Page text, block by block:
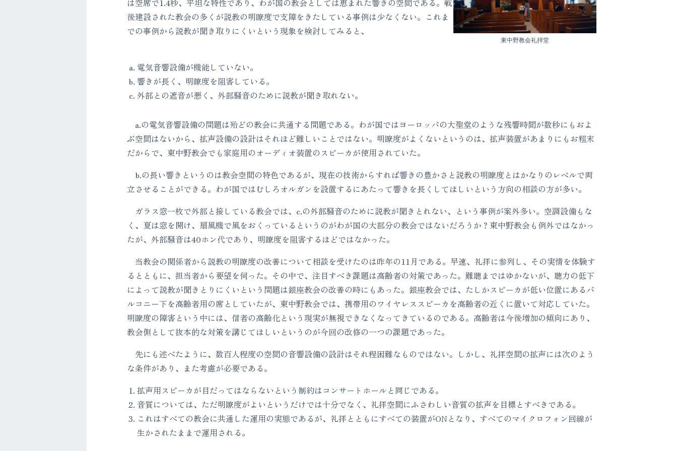
は空席で1.4秒、平坦な特性であり、わが国の教会としては恵まれた響きの空間である。戦
後建設された教会の多くが説教の明瞭度で支障をきたしている事例は少なくない。これま
での事例から説教が聞き取りにくいという現象を検討してみると、
東中野教会礼拝堂
電気音響設備が機能していない。
響きが長く、明瞭度を阻害している。
外部との遮音が悪く、外部騒音のために説教が聞き取れない。
a.の電気音響設備の問題は殆どの教会に共通する問題である。わが国ではヨーロッパの大聖堂のような残響時間が数秒にもおよ
ぶ空間はないから、拡声設備の設計はそれほど難しいことではない。明瞭度がよくないというのは、拡声装置があまりにもお粗末
だからで、東中野教会でも家庭用のオーディオ装置のスピーカが使用されていた。
b.の長い響きというのは教会空間の特色であるが、現在の技術からすれば響きの豊かさと説教の明瞭度とはかなりのレベルで両
立させることができる。わが国ではむしろオルガンを設置するにあたって響きを長くしてほしいという方向の相談の方が多い。
ガラス窓一枚で外部と接している教会では、c.の外部騒音のために説教が聞きとれない、という事例が案外多い。空調設備もな
く、夏は窓を開け、扇風機で風をおくっているというのがわが国の大部分の教会ではないだろうか？東中野教会も例外ではなかっ
たが、外部騒音は40ホン代であり、明瞭度を阻害するほどではなかった。
当教会の関係者から説教の明瞭度の改善について相談を受けたのは昨年の11月である。早速、礼拝に参列し、その実情を体験す
るとともに、担当者から要望を伺った。その中で、注目すべき課題は高齢者の対策であった。難聴まではゆかないが、聴力の低下
によって説教が聞きとりにくいという問題は銀座教会の改善の時にもあった。銀座教会では、たしかスピーカが低い位置にあるバ
ルコニー下を高齢者用の席としていたが、東中野教会では、携帯用のワイヤレススピーカを高齢者の近くに置いて対応していた。
明瞭度の障害という中には、信者の高齢化という現実が無視できなくなってきているのである。高齢者は今後増加の傾向にあり、
教会側として抜本的な対策を講じてほしいというのが今回の改修の一つの課題であった。
先にも述べたように、数百人程度の空間の音響設備の設計はそれ程困難なものではない。しかし、礼拝空間の拡声には次のよう
な条件があり、また考慮が必要である。
拡声用スピーカが目だってはならないという制約はコンサートホールと同じである。
音質については、ただ明瞭度がよいというだけでは十分でなく、礼拝空間にふさわしい音質の拡声を目標とすべきである。
これはすべての教会に共通した運用の実態であるが、礼拝とともにすべての装置がONとなり、すべてのマイクロフォン回線が
生かされたままで運用される。